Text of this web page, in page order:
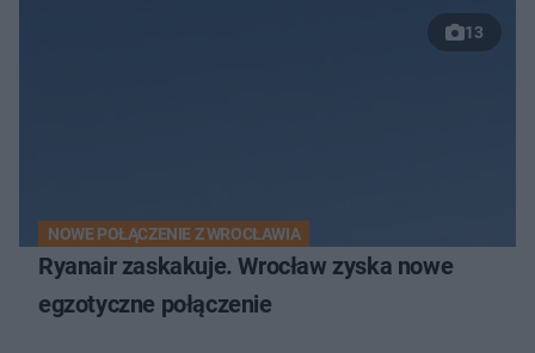
13
NOWE POŁĄCZENIE Z WROCŁAWIA
Ryanair zaskakuje. Wrocław zyska nowe
egzotyczne połączenie